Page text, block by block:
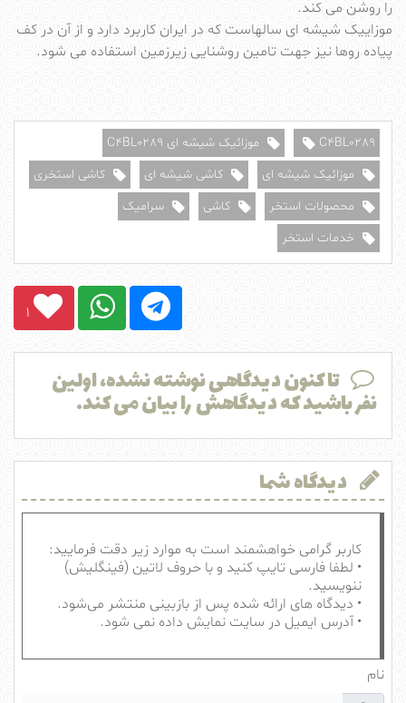
را روشن می کند.
موزاییک شیشه ای سالهاست که در ایران کاربرد دارد و از آن در کف
پیاده روها نیز جهت تامین روشنایی زیرزمین استفاده می شود.
C4BL0289
موزائیک شیشه ای C4BL0289
موزائیک شیشه ای
کاشی شیشه ای
کاشی استخری
محصولات استخر
کاشی
سرامیک
خدمات استخر
تا کنون دیدگاهی نوشته نشده، اولین
نفر باشید که دیدگاهش را بیان می کند.
دیدگاه شما
کاربر گرامی خواهشمند است به موارد زیر دقت فرمایید:
• لطفا فارسی تایپ کنید و با حروف لاتین (فینگلیش)
ننویسید.
• دیدگاه های ارائه شده پس از بازبینی منتشر می‌شود.
• آدرس ایمیل در سایت نمایش داده نمی شود.
نام